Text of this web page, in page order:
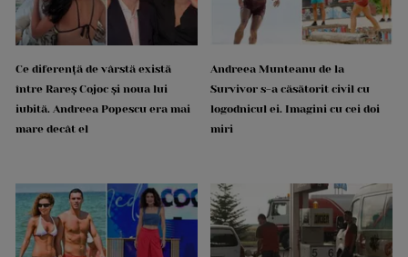
Ce diferență de vârstă există
între Rareș Cojoc și noua lui
iubită. Andreea Popescu era mai
mare decât el
Andreea Munteanu de la
Survivor s-a căsătorit civil cu
logodnicul ei. Imagini cu cei doi
miri